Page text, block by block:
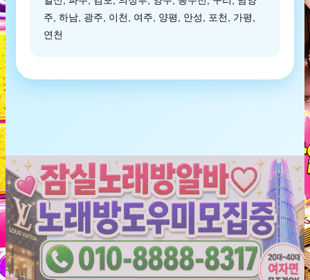
주, 하남, 광주, 이천, 여주, 양평, 안성, 포천, 가평,
연천